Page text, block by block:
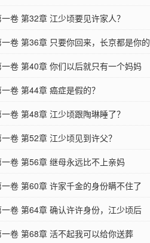
卷 第32章 江少顷要见许家人？
卷 第36章 只要你回来，长京都是你的
卷 第40章 你们以后就只有一个妈妈
卷 第44章 癌症是假的？
卷 第48章 江少顷跟陶琳睡了？
卷 第52章 江少顷见到许父？
卷 第56章 继母永远比不上亲妈
卷 第60章 许家千金的身份瞒不住了
卷 第64章 确认许许身份，江少顷后
卷 第68章 活不起我可以给你送葬